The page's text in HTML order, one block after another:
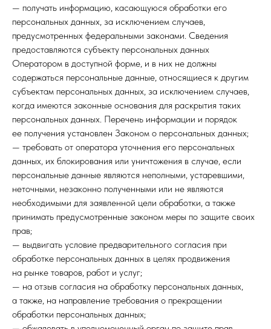
— получать информацию, касающуюся обработки его
персональных данных, за исключением случаев,
предусмотренных федеральными законами. Сведения
предоставляются субъекту персональных данных
Оператором в доступной форме, и в них не должны
содержаться персональные данные, относящиеся к другим
субъектам персональных данных, за исключением случаев,
когда имеются законные основания для раскрытия таких
персональных данных. Перечень информации и порядок
ее получения установлен Законом о персональных данных;
— требовать от оператора уточнения его персональных
данных, их блокирования или уничтожения в случае, если
персональные данные являются неполными, устаревшими,
неточными, незаконно полученными или не являются
необходимыми для заявленной цели обработки, а также
принимать предусмотренные законом меры по защите своих
прав;
— выдвигать условие предварительного согласия при
обработке персональных данных в целях продвижения
на рынке товаров, работ и услуг;
— на отзыв согласия на обработку персональных данных,
а также, на направление требования о прекращении
обработки персональных данных;